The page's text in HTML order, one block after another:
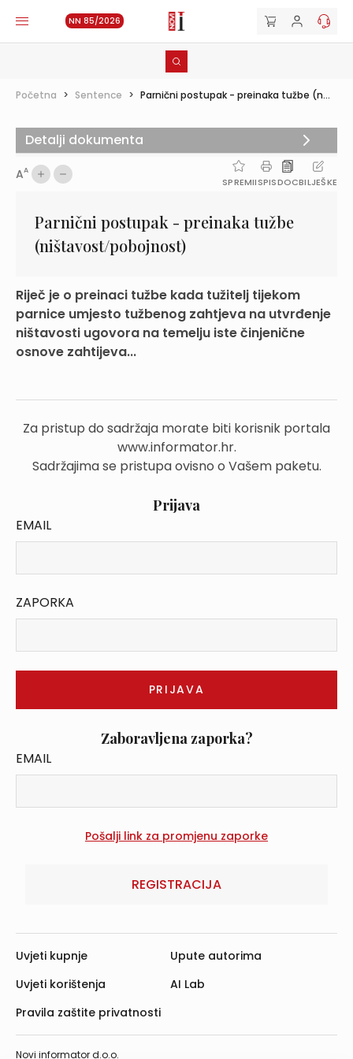
NN 85/2026
Početna > Sentence > Parnični postupak - preinaka tužbe (n...
AA
SPREMIISPISDOCBILJEŠKE
Parnični postupak - preinaka tužbe
(ništavost/pobojnost)
Riječ je o preinaci tužbe kada tužitelj tijekom
parnice umjesto tužbenog zahtjeva na utvrđenje
ništavosti ugovora na temelju iste činjenične
osnove zahtijeva...
Za pristup do sadržaja morate biti korisnik portala
www.informator.hr.
Sadržajima se pristupa ovisno o Vašem paketu.
Prijava
EMAIL
ZAPORKA
Zaboravljena zaporka?
EMAIL
REGISTRACIJA
Detalji dokumenta
Novi informator d.o.o.
Uvjeti kupnje
Uvjeti korištenja
Pravila zaštite privatnosti
Upute autorima
AI Lab